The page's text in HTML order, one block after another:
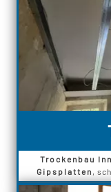
Trockenbau
Gipsplatten ,